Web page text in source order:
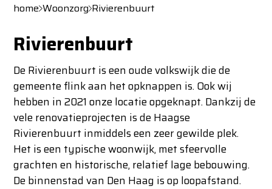
home Woonzorg Rivierenbuurt
Rivierenbuurt
De Rivierenbuurt is een oude volkswijk die de
gemeente flink aan het opknappen is. Ook wij
hebben in 2021 onze locatie opgeknapt. Dankzij de
vele renovatieprojecten is de Haagse
Rivierenbuurt inmiddels een zeer gewilde plek.
Het is een typische woonwijk, met sfeervolle
grachten en historische, relatief lage bebouwing.
De binnenstad van Den Haag is op loopafstand.